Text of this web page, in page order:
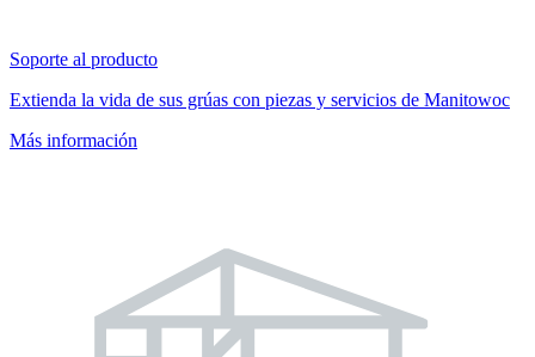
Soporte al producto
Extienda la vida de sus grúas con piezas y servicios de Manitowoc
Más información